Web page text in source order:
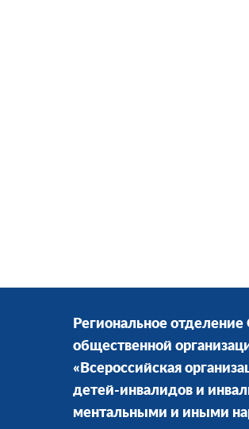
Региональное
общественной
«Всероссийская
детей-инвалидов и
ментальными и иными